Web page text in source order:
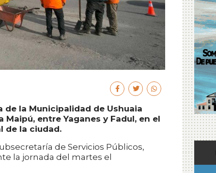
de la Municipalidad de Ushuaia
entre Yaganes y Fadul, en el
de la ciudad.
de Servicios Públicos,
la jornada del martes el